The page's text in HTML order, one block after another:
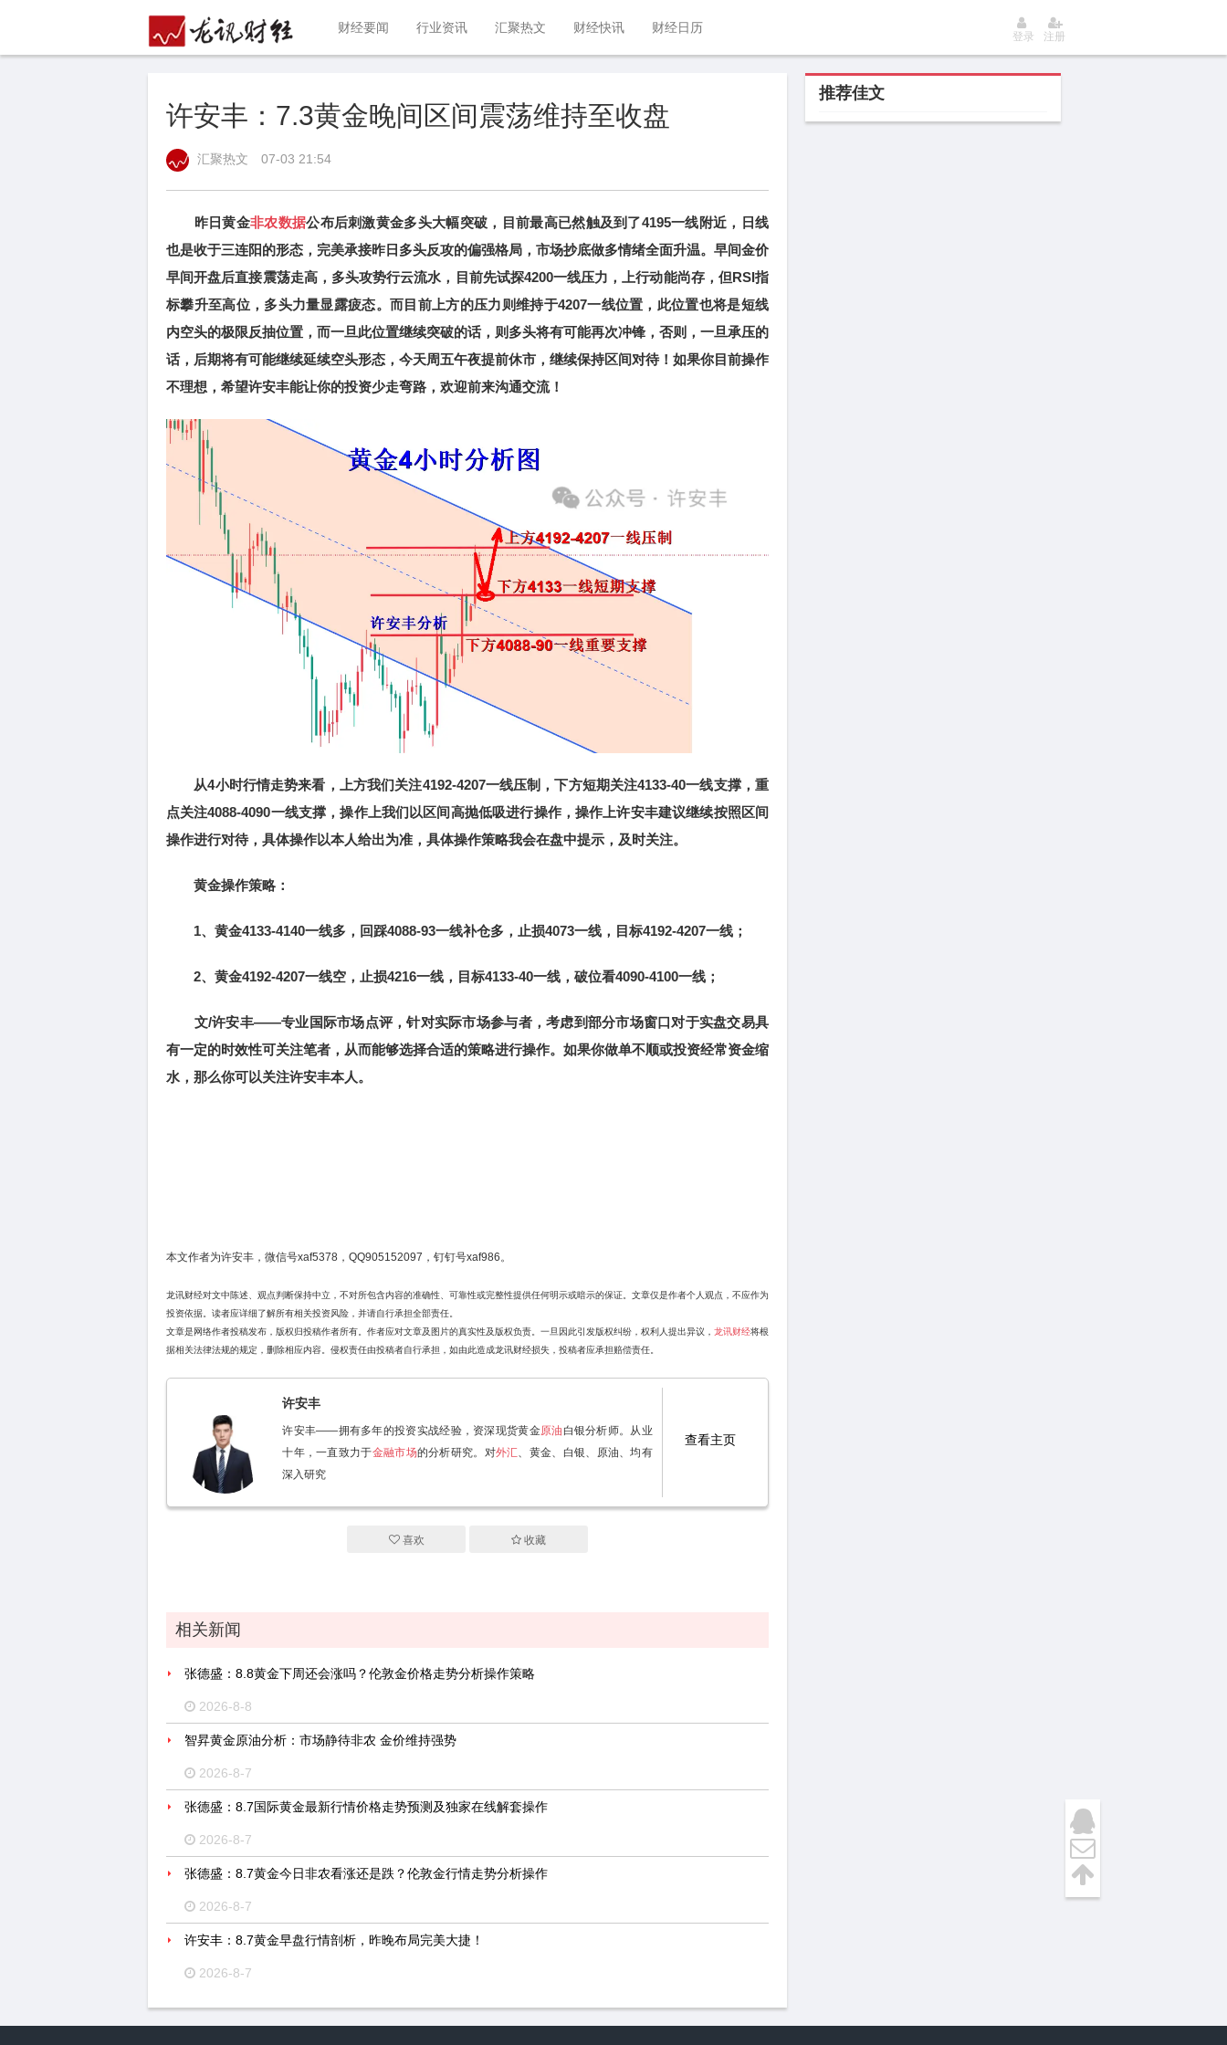
财经要闻 行业资讯 汇聚热文 财经快讯 财经日历
登录 注册
许安丰：7.3黄金晚间区间震荡维持至收盘
汇聚热文 07-03 21:54
昨日黄金非农数据公布后刺激黄金多头大幅突破，目前最高已然触及到了4195一线附近，日线
也是收于三连阳的形态，完美承接昨日多头反攻的偏强格局，市场抄底做多情绪全面升温。早间金价
早间开盘后直接震荡走高，多头攻势行云流水，目前先试探4200一线压力，上行动能尚存，但RSI指
标攀升至高位，多头力量显露疲态。而目前上方的压力则维持于4207一线位置，此位置也将是短线
内空头的极限反抽位置，而一旦此位置继续突破的话，则多头将有可能再次冲锋，否则，一旦承压的
话，后期将有可能继续延续空头形态，今天周五午夜提前休市，继续保持区间对待！如果你目前操作
不理想，希望许安丰能让你的投资少走弯路，欢迎前来沟通交流！
从4小时行情走势来看，上方我们关注4192-4207一线压制，下方短期关注4133-40一线支撑，重
点关注4088-4090一线支撑，操作上我们以区间高抛低吸进行操作，操作上许安丰建议继续按照区间
操作进行对待，具体操作以本人给出为准，具体操作策略我会在盘中提示，及时关注。
黄金操作策略：
1、黄金4133-4140一线多，回踩4088-93一线补仓多，止损4073一线，目标4192-4207一线；
2、黄金4192-4207一线空，止损4216一线，目标4133-40一线，破位看4090-4100一线；
文/许安丰——专业国际市场点评，针对实际市场参与者，考虑到部分市场窗口对于实盘交易具
有一定的时效性可关注笔者，从而能够选择合适的策略进行操作。如果你做单不顺或投资经常资金缩
水，那么你可以关注许安丰本人。
本文作者为许安丰，微信号xaf5378，QQ905152097，钉钉号xaf986。
龙讯财经对文中陈述、观点判断保持中立，不对所包含内容的准确性、可靠性或完整性提供任何明示或暗示的保证。文章仅是作者个人观点，不应作为
投资依据。读者应详细了解所有相关投资风险，并请自行承担全部责任。
文章是网络作者投稿发布，版权归投稿作者所有。作者应对文章及图片的真实性及版权负责。一旦因此引发版权纠纷，权利人提出异议， 龙讯财经将根
据相关法律法规的规定，删除相应内容。侵权责任由投稿者自行承担，如由此造成龙讯财经损失，投稿者应承担赔偿责任。
许安丰
许安丰——拥有多年的投资实战经验，资深现货黄金原油 白银分析师。从业
十年，一直致力于金融市场的分析研究。对外汇 、黄金、白银、原油、均有
深入研究
查看主页
喜欢 收藏
相关新闻
张德盛：8.8黄金下周还会涨吗？伦敦金价格走势分析操作策略
2026-8-8
智昇黄金原油分析：市场静待非农 金价维持强势
2026-8-7
张德盛：8.7国际黄金最新行情价格走势预测及独家在线解套操作
2026-8-7
张德盛：8.7黄金今日非农看涨还是跌？伦敦金行情走势分析操作
2026-8-7
许安丰：8.7黄金早盘行情剖析，昨晚布局完美大捷！
2026-8-7
推荐佳文